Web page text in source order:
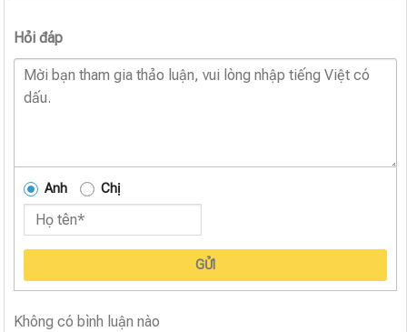
Hỏi đáp
Anh Chị
GỬI
Không có bình luận nào